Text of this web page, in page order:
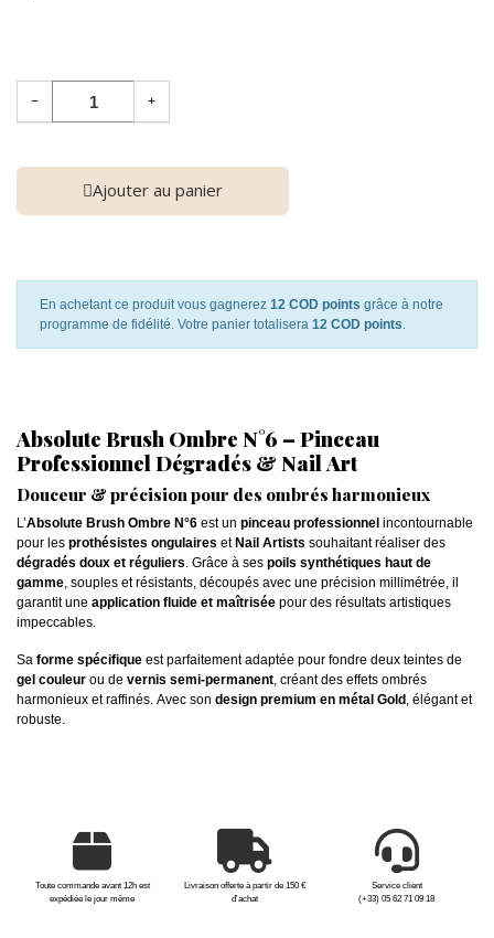
− +
Ajouter au panier
En achetant ce produit vous gagnerez 12 COD points grâce à notre
programme de fidélité. Votre panier totalisera 12 COD points.
Absolute Brush Ombre N°6 – Pinceau
Professionnel Dégradés & Nail Art
Douceur & précision pour des ombrés harmonieux
L’Absolute Brush Ombre N°6 est un pinceau professionnel incontournable
pour les prothésistes ongulaires et Nail Artists souhaitant réaliser des
dégradés doux et réguliers. Grâce à ses poils synthétiques haut de
gamme, souples et résistants, découpés avec une précision millimétrée, il
garantit une application fluide et maîtrisée pour des résultats artistiques
impeccables.
Sa forme spécifique est parfaitement adaptée pour fondre deux teintes de
gel couleur ou de vernis semi-permanent, créant des effets ombrés
harmonieux et raffinés. Avec son design premium en métal Gold , élégant et
robuste.
Toute commande avant 12h est
expédiée le jour même
Livraison offerte à partir de 150 €
d'achat
Service client
(+33) 05 62 71 09 18